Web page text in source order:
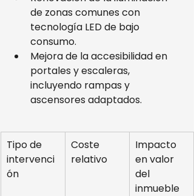
de zonas comunes con
tecnología LED de bajo
consumo.
Mejora de la accesibilidad en
portales y escaleras,
incluyendo rampas y
ascensores adaptados.
Tipo de
intervenci
ón
Coste
relativo
Impacto
en valor
del
inmueble